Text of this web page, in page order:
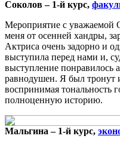
Соколов – 1-й курс,
Мероприятие с уважаемой
меня от осенней хандры,
Актриса очень задорно и
выступила перед нами и,
выступление понравилось
равнодушен. Я был тронут
воспринимая тональность
полноценную историю.
Мальгина – 1-й курс,